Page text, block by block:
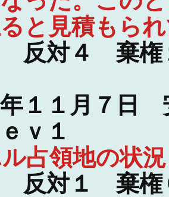
と見積もら
反対４ 棄権
年１１月７日
ｖ１
占領地の状況
反対１ 棄権